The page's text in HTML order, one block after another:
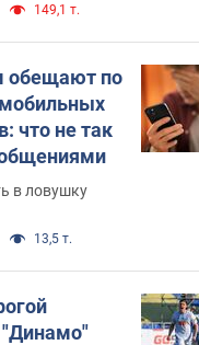
149,1 т.
обещают по
что не так
в ловушку
13,5 т.
"Динамо"